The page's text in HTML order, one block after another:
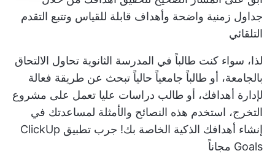
جداول زمنية واضحة وأهداف قابلة للقياس وتتبع التقدم
التلقائي
لذا، سواء كنت طالباً في المدرسة الثانوية تحاول الالتحاق
بالجامعة، أو طالباً جامعياً حالياً تبحث عن طريقة فعالة
لإدارة أهدافك، أو طالب دراسات عليا تعمل على مشروع
التخرج، استخدم هذه النصائح والأمثلة لمساعدتك في
إنشاء أهدافك الذكية الخاصة بك!
جرب تطبيق ClickUp
Goals مجاناً